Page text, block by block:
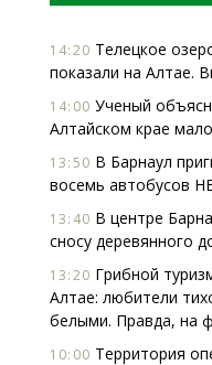
14:20 Телецкое
показали на Алтае.
14:00 Ученый
Алтайском крае
13:50 В Барнаул
восемь автобусов
13:40 В центре
сносу деревянного
13:20 Грибной
Алтае: любители
белыми. Правда, на
10:00 Территория